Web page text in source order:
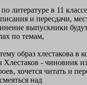
литературе в 11
и пересдачи,
выпускники
по темам,
образ хлестакова в
- чиновник
хочется читать и
над